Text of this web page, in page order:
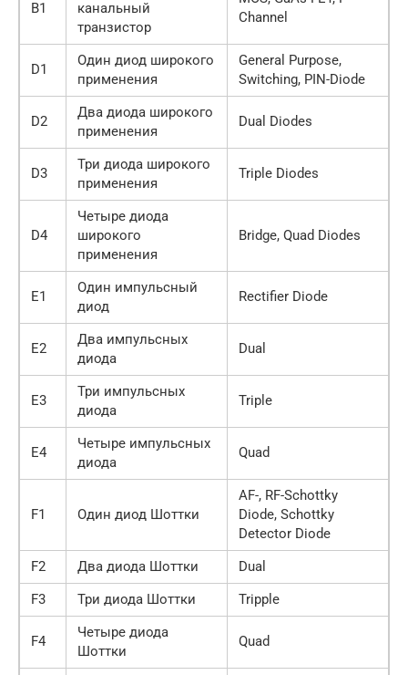
B1
канальный
транзистор
Channel
D1
Один диод широкого
применения
General Purpose,
Switching, PIN-Diode
D2
Два диода широкого
применения
Dual Diodes
D3
Три диода широкого
применения
Triple Diodes
D4
Четыре диода
широкого
применения
Bridge, Quad Diodes
E1
Один импульсный
диод
Rectifier Diode
E2
Два импульсных
диода
Dual
E3
Три импульсных
диода
Triple
E4
Четыре импульсных
диода
Quad
F1 Один диод Шоттки
AF-, RF-Schottky
Diode, Schottky
Detector Diode
F2
Два диода Шоттки
Dual
F3
Три диода Шоттки Tripple
F4
Четыре диода
Шоттки
Quad